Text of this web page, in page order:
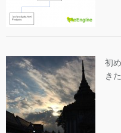
初
き